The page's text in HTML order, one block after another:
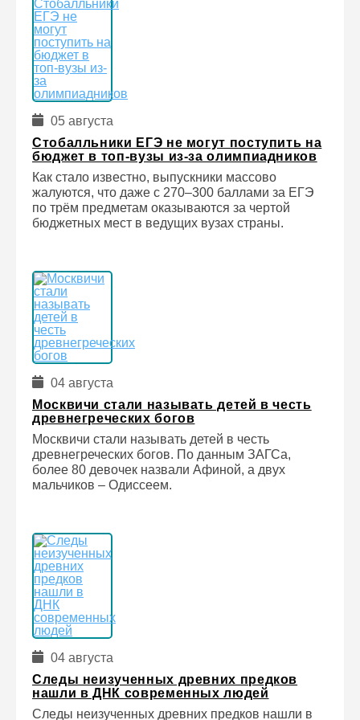
05 августа
Стобалльники ЕГЭ не могут поступить на
бюджет в топ-вузы из-за олимпиадников
Как стало известно, выпускники массово
жалуются, что даже с 270–300 баллами за ЕГЭ
по трём предметам оказываются за чертой
бюджетных мест в ведущих вузах страны.
04 августа
Москвичи стали называть детей в честь
древнегреческих богов
Москвичи стали называть детей в честь
древнегреческих богов. По данным ЗАГСа,
более 80 девочек назвали Афиной, а двух
мальчиков – Одиссеем.
04 августа
Следы неизученных древних предков
нашли в ДНК современных людей
Следы неизученных древних предков нашли в